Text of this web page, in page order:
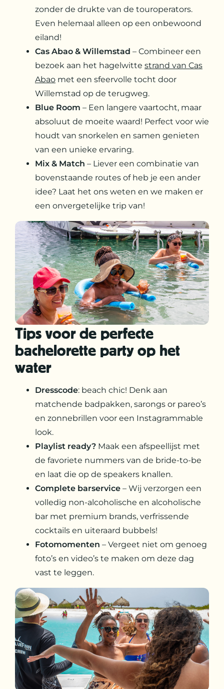
zonder de drukte van de touroperators.
Even helemaal alleen op een onbewoond
eiland!
Cas Abao & Willemstad – Combineer een
bezoek aan het hagelwitte strand van Cas
Abao met een sfeervolle tocht door
Willemstad op de terugweg.
Blue Room – Een langere vaartocht, maar
absoluut de moeite waard! Perfect voor wie
houdt van snorkelen en samen genieten
van een unieke ervaring.
Mix & Match – Liever een combinatie van
bovenstaande routes of heb je een ander
idee? Laat het ons weten en we maken er
een onvergetelijke trip van!
Tips voor de perfecte
bachelorette party op het
water
Dresscode: beach chic! Denk aan
matchende badpakken, sarongs or pareo’s
en zonnebrillen voor een Instagrammable
look.
Playlist ready? Maak een afspeellijst met
de favoriete nummers van de bride-to-be
en laat die op de speakers knallen.
Complete barservice – Wij verzorgen een
volledig non-alcoholische en alcoholische
bar met premium brands, verfrissende
cocktails en uiteraard bubbels!
Fotomomenten – Vergeet niet om genoeg
foto’s en video’s te maken om deze dag
vast te leggen.